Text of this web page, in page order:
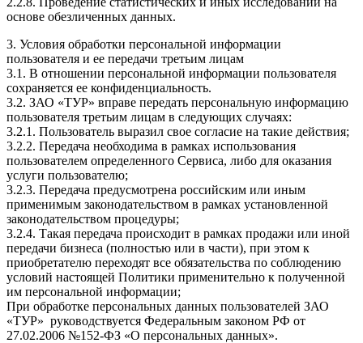
основе обезличенных данных.
3. Условия обработки персональной информации
пользователя и ее передачи третьим лицам
3.1. В отношении персональной информации пользователя
сохраняется ее конфиденциальность.
3.2. ЗАО «ТУР» вправе передать персональную информацию
пользователя третьим лицам в следующих случаях:
3.2.1. Пользователь выразил свое согласие на такие действия;
3.2.2. Передача необходима в рамках использования
пользователем определенного Сервиса, либо для оказания
услуги пользователю;
3.2.3. Передача предусмотрена российским или иным
применимым законодательством в рамках установленной
законодательством процедуры;
3.2.4. Такая передача происходит в рамках продажи или иной
передачи бизнеса (полностью или в части), при этом к
приобретателю переходят все обязательства по соблюдению
условий настоящей Политики применительно к полученной
им персональной информации;
При обработке персональных данных пользователей ЗАО
«ТУР» руководствуется Федеральным законом РФ от
27.02.2006 №152-ФЗ «О персональных данных».